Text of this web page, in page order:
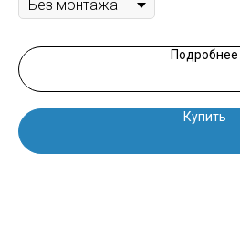
Подробнее
Купить